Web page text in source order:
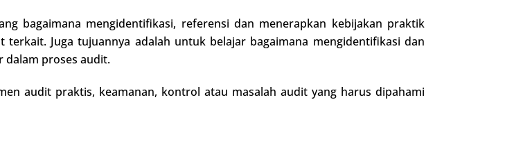
bagaimana mengidentifikasi, referensi dan menerapkan kebijakan praktik
Juga tujuannya adalah untuk belajar bagaimana mengidentifikasi dan
dalam proses audit.
audit praktis, keamanan, kontrol atau masalah audit yang harus dipahami